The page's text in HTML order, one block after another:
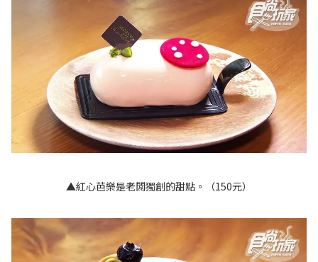
▲紅心芭樂是老闆獨創的甜點。（150元）